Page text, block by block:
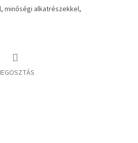
minőségi alkatrészekkel,